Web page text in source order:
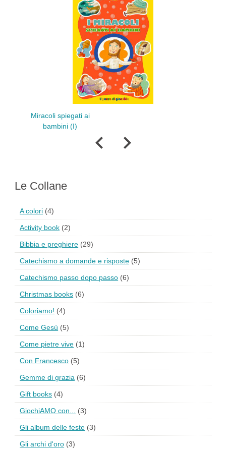
spiegati ai
bambini (I)
Le Collane
A colori (4)
Activity book (2)
Bibbia e preghiere (29)
Catechismo a domande e risposte (5)
Catechismo passo dopo passo (6)
Christmas books (6)
Coloriamo! (4)
Come Gesù (5)
Come pietre vive (1)
Con Francesco (5)
Gemme di grazia (6)
Gift books (4)
GiochiAMO con... (3)
Gli album delle feste (3)
Gli archi d'oro (3)